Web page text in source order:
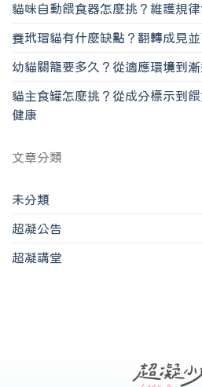
貓咪自動餵食器怎麼挑？維護規
養玳瑁貓有什麼缺點？翻轉成見
幼貓關籠要多久？從適應環境到
貓主食罐怎麼挑？從成分標示到
健康
文章分類
未分類
超凝公告
超凝講堂